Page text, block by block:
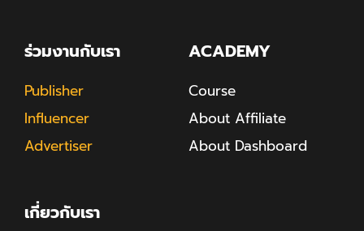
ร่วมงานกับเรา
Publisher
Influencer
Advertiser
ACADEMY
Course
About Affiliate
About Dashboard
เกี่ยวกับเรา